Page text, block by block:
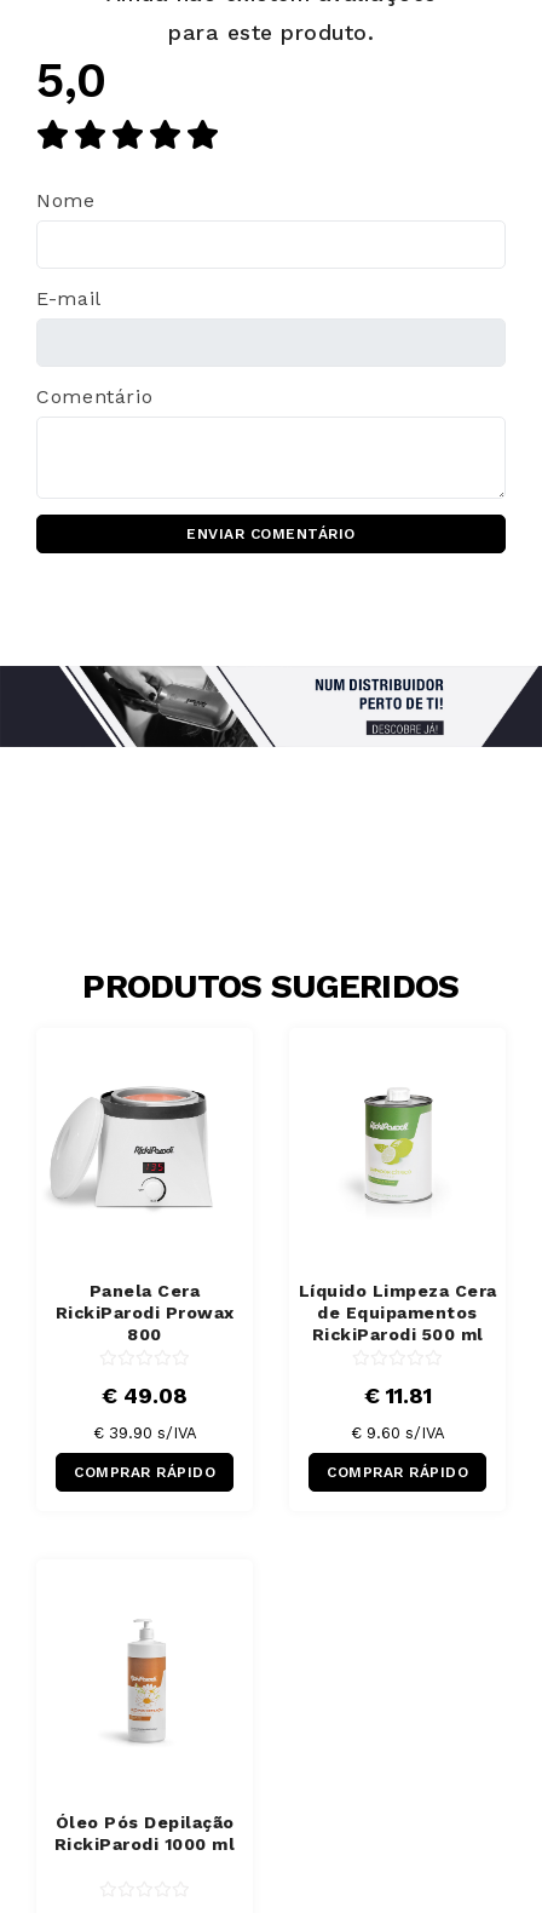
para este produto.
5,0
Nome
E-mail
Comentário
ENVIAR COMENTÁRIO
PRODUTOS SUGERIDOS
Panela Cera
RickiParodi Prowax
800
€ 49.08
€ 39.90 s/IVA
COMPRAR RÁPIDO
Líquido Limpeza Cera
de Equipamentos
RickiParodi 500 ml
€ 11.81
€ 9.60 s/IVA
COMPRAR RÁPIDO
Óleo Pós Depilação
RickiParodi 1000 ml